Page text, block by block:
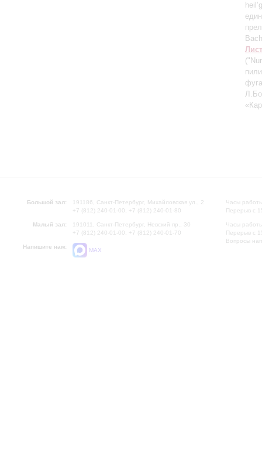
Лист
Большой зал:
191186, Санкт-Петербург, Михайловская ул., 2
+7 (812) 240-01-00, +7 (812) 240-01-80
Малый зал:
191011, Санкт-Петербург, Невский пр., 30
+7 (812) 240-01-00, +7 (812) 240-01-70
Напишите нам:
MAX
Часы
Перерыв с
Часы
Перерыв с
Вопросы